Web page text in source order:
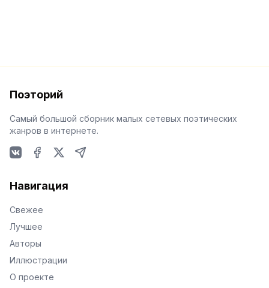
Поэторий
Самый большой сборник малых сетевых поэтических
жанров в интернете.
Навигация
Свежее
Лучшее
Авторы
Иллюстрации
О проекте